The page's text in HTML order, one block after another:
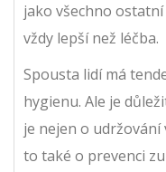
jako všechno
vždy lepší než léčba.
Spousta lidí má
hygienu. Ale je
je nejen o udržování
to také o prevenci